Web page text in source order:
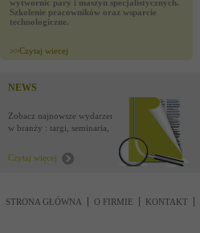
wytwornic pary i maszyn specjalistycznych.
Szkolenie pracowników oraz wsparcie
technologiczne.
>>Czytaj wiecej
NEWS
Zobacz najnowsze wydarzenia
w branży : targi, seminaria,
Czytaj więcej
STRONA GŁÓWNA O FIRMIE KONTAKT